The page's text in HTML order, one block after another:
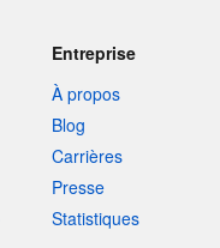
Entreprise
À propos
Blog
Carrières
Presse
Statistiques